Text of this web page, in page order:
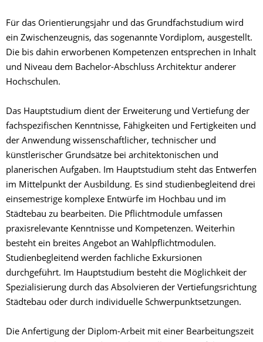
Für das Orientierungsjahr und das Grundfachstudium wird
ein Zwischenzeugnis, das sogenannte Vordiplom, ausgestellt.
Die bis dahin erworbenen Kompetenzen entsprechen in Inhalt
und Niveau dem Bachelor-Abschluss Architektur anderer
Hochschulen.
Das Hauptstudium dient der Erweiterung und Vertiefung der
fachspezifischen Kenntnisse, Fähigkeiten und Fertigkeiten und
der Anwendung wissenschaftlicher, technischer und
künstlerischer Grundsätze bei architektonischen und
planerischen Aufgaben. Im Hauptstudium steht das Entwerfen
im Mittelpunkt der Ausbildung. Es sind studienbegleitend drei
einsemestrige komplexe Entwürfe im Hochbau und im
Städtebau zu bearbeiten. Die Pflichtmodule umfassen
praxisrelevante Kenntnisse und Kompetenzen. Weiterhin
besteht ein breites Angebot an Wahlpflichtmodulen.
Studienbegleitend werden fachliche Exkursionen
durchgeführt. Im Hauptstudium besteht die Möglichkeit der
Spezialisierung durch das Absolvieren der Vertiefungsrichtung
Städtebau oder durch individuelle Schwerpunktsetzungen.
Die Anfertigung der Diplom-Arbeit mit einer Bearbeitungszeit